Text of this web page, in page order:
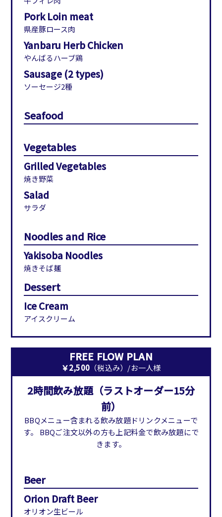
Pork Loin meat
県産豚ロース肉
Yanbaru Herb Chicken
やんばるハーブ鶏
Sausage (2 types)
ソーセージ2種
Seafood
Vegetables
Grilled Vegetables
焼き野菜
Salad
サラダ
Noodles and Rice
Yakisoba Noodles
焼きそば麺
Dessert
Ice Cream
アイスクリーム
FREE FLOW PLAN
￥2,500 （税込み）/お一人様
2時間飲み放題（ラストオーダー15分
前）
BBQメニュー含まれる飲み放題ドリンクメニューで
す。 BBQご注文以外の方も上記料金で飲み放題にで
きます。
Beer
Orion Draft Beer
オリオン生ビール